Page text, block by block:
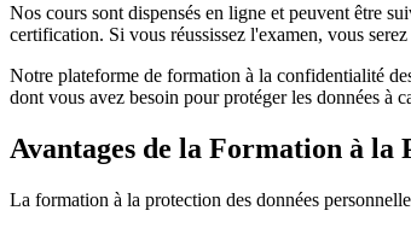
Nos cours sont dispensés en ligne et peuvent être
certification. Si vous réussissez l'examen, vous
Notre plateforme de formation à la confidentialité
dont vous avez besoin pour protéger les données à
Avantages de la Formation à la
La formation à la protection des données